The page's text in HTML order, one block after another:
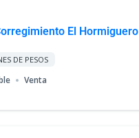
El Hormiguero
DE PESOS
Venta